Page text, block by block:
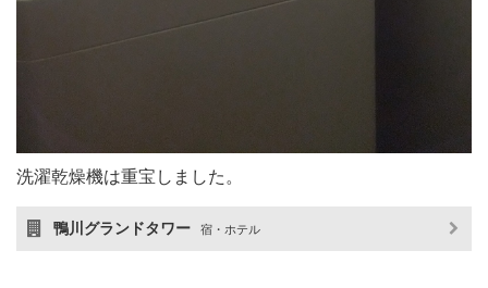
洗濯乾燥機は重宝しました。
鴨川グランドタワー 宿・ホテル